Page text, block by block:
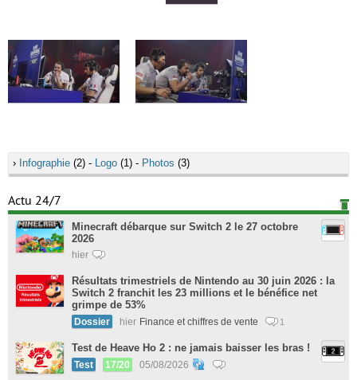
› Infographie (2) - Logo (1) - Photos (3)
Actu 24/7
Minecraft débarque sur Switch 2 le 27 octobre
2026
hier
Résultats trimestriels de Nintendo au 30 juin 2026 : la
Switch 2 franchit les 23 millions et le bénéfice net
grimpe de 53%
Dossier hier Finance et chiffres de vente 1
Test de Heave Ho 2 : ne jamais baisser les bras !
Test 17/20 05/08/2026